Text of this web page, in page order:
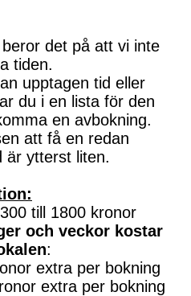
det på att vi inte
tiden.
upptagen tid eller
du i en lista för den
en avbokning.
att få en redan
är ytterst liten.
till 1800 kronor
och veckor kostar
:
extra per bokning
extra per bokning